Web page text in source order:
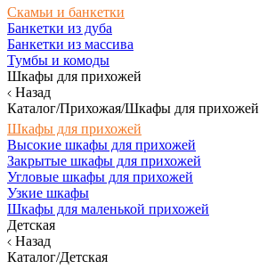
Скамьи и банкетки
Банкетки из дуба
Банкетки из массива
Тумбы и комоды
Шкафы для прихожей
Назад
Каталог/Прихожая/Шкафы для прихожей
Шкафы для прихожей
Высокие шкафы для прихожей
Закрытые шкафы для прихожей
Угловые шкафы для прихожей
Узкие шкафы
Шкафы для маленькой прихожей
Детская
Назад
Каталог/Детская